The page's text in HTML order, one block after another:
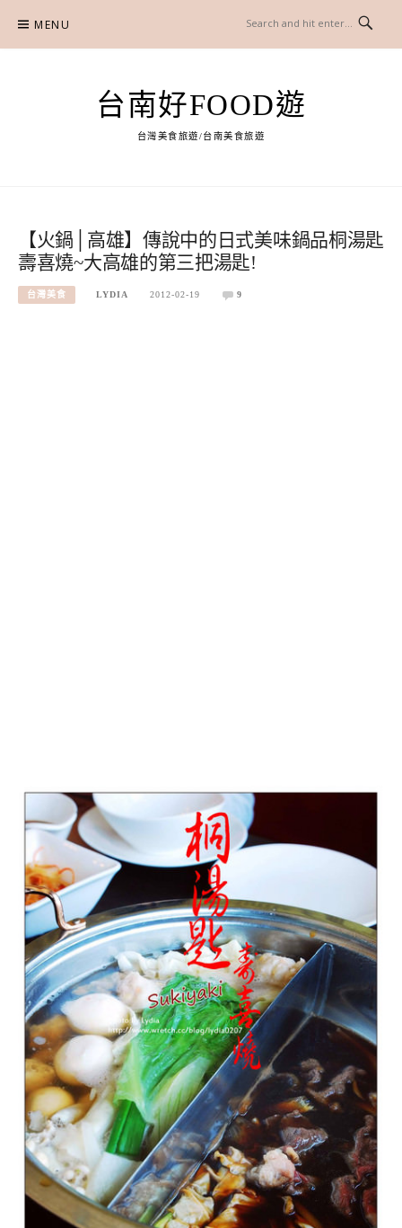
content
MENU
台南好FOOD遊
台灣美食旅遊/台南美食旅遊
【火鍋│高雄】傳說中的日式美味鍋品桐湯匙
壽喜燒~大高雄的第三把湯匙!
台灣美食 LYDIA 2012-02-19 9